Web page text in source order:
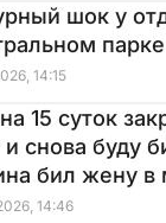
шок у
14:15
15 суток
снова буду
бил жену в
14:46